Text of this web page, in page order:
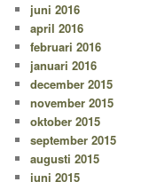
juni 2016
april 2016
februari 2016
januari 2016
december 2015
november 2015
oktober 2015
september 2015
augusti 2015
juni 2015